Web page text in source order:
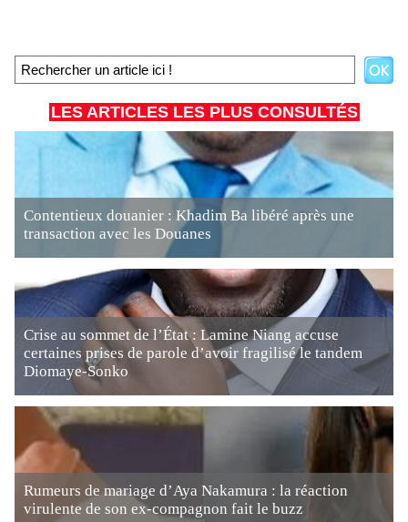
LES ARTICLES LES PLUS CONSULTÉS
Contentieux douanier : Khadim Ba libéré après une
transaction avec les Douanes
Crise au sommet de l’État : Lamine Niang accuse
certaines prises de parole d’avoir fragilisé le tandem
Diomaye-Sonko
Rumeurs de mariage d’Aya Nakamura : la réaction
virulente de son ex-compagnon fait le buzz